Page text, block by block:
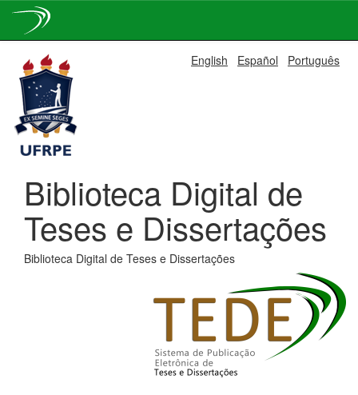
navigation
English Español Português
Biblioteca Digital de
Teses e Dissertações
Biblioteca Digital de Teses e Dissertações